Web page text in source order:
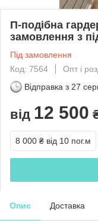
П-подібна
замовлення з
Під замовлення
Код: 7564
Опт і
Відправка з 27
від 12 500
8 000 ₴ від 10 пог.м
Опис Доставка